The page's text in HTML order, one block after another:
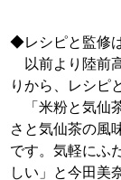
◆レシピと監修
以前より陸前
りから、レシピ
「米粉と気仙
さと気仙茶の風
です。気軽にふ
しい」と今田美